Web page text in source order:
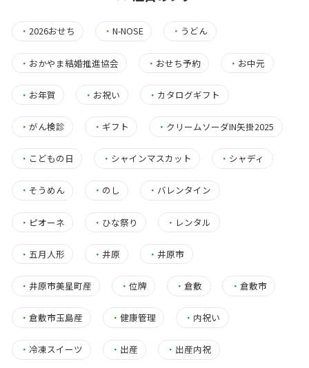
・ 2026おせち ・N-NOSE ・ うどん
・ おかやま結婚推進協会 ・ おせち予約 ・ お中元
・ お年賀 ・ お祝い ・ カタログギフト
・ がん検診 ・ ギフト ・ クリームソーダIN矢掛2025
・ こどもの日 ・ シャインマスカット ・ シャディ
・ そうめん ・ のし ・ バレンタイン
・ ピオーネ ・ ひな祭り ・ レンタル
・ 五月人形 ・井原 ・井原市
・ 井原市美星町産 ・位牌 ・倉敷 ・ 倉敷市
・ 倉敷市玉島産 ・健康管理 ・ 内祝い
・ 冷凍スイーツ ・ 出産 ・ 出産内祝